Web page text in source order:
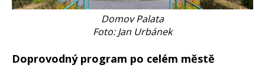
Domov Palata
Foto: Jan Urbánek
Doprovodný program po celém městě